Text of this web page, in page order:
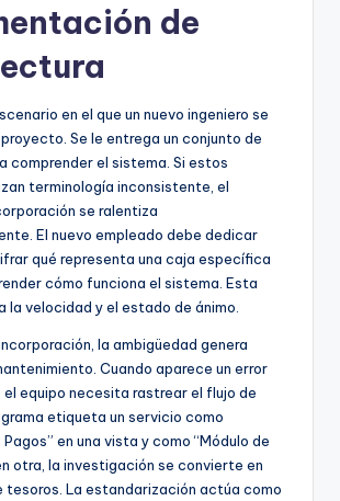
de
en el que un nuevo ingeniero se
Se le entrega un conjunto de
comprender el sistema. Si estos
terminología inconsistente, el
se ralentiza
El nuevo empleado debe dedicar
qué representa una caja específica
cómo funciona el sistema. Esta
velocidad y el estado de ánimo.
la ambigüedad genera
Cuando aparece un error
el equipo necesita rastrear el flujo de
etiqueta un servicio como
en una vista y como “Módulo de
otra, la investigación se convierte en
tesoros. La estandarización actúa como